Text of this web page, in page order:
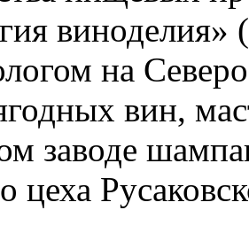
виноделия»
на
вин,
заводе
цеха